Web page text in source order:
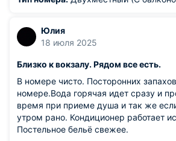
Юлия
18 июля 2025
Близко к вокзалу. Рядом все есть.
В номере чисто. Посторонних
номере.Вода горячая идет сразу и
время при приеме душа и так же
утром рано. Кондиционер работает
Постельное бельё свежее.